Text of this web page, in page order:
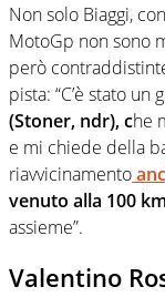
Non solo Biaggi,
MotoGp non sono
però
pista: “C’è stato un
(Stoner, ndr), che
e mi chiede della
riavvicinamento
venuto alla 100
assieme”.
Valentino